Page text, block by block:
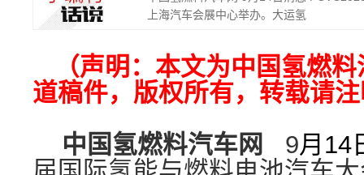
上海汽车会展中心举办。大运氢
（声明：本文为中国氢燃
道稿件，版权所有，转载请
中国氢燃料汽车网
9月14